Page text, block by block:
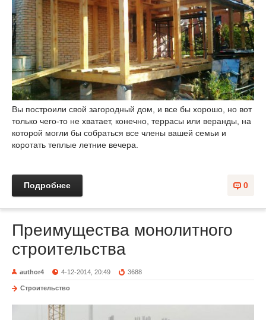
Вы построили свой загородный дом, и все бы хорошо, но вот
только чего-то не хватает, конечно, террасы или веранды, на
которой могли бы собраться все члены вашей семьи и
коротать теплые летние вечера.
0
Подробнее
Преимущества монолитного
строительства
author4 4-12-2014, 20:49 3688
Строительство